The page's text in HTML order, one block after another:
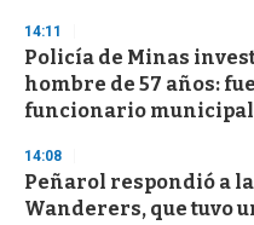
14:11
Policía de Minas
hombre de 57 años:
funcionario municipal
14:08
Peñarol respondió a
Wanderers, que tuvo